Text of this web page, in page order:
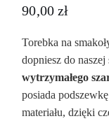
90,00 zł
Torebka na
dopniesz do
wytrzymałego
posiada
materiału, dzięki